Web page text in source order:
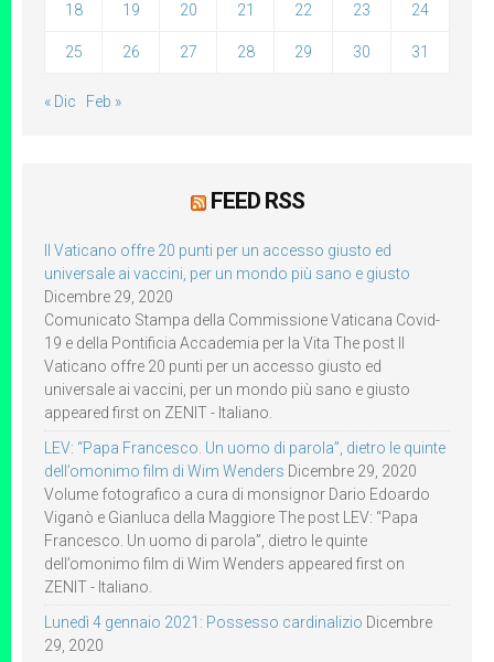
18 19 20 21 22 23 24
25 26 27 28 29 30 31
« Dic Feb »
FEED RSS
Il Vaticano offre 20 punti per un accesso giusto ed
universale ai vaccini, per un mondo più sano e giusto
Dicembre 29, 2020
Comunicato Stampa della Commissione Vaticana Covid-
19 e della Pontificia Accademia per la Vita The post Il
Vaticano offre 20 punti per un accesso giusto ed
universale ai vaccini, per un mondo più sano e giusto
appeared first on ZENIT - Italiano.
LEV: “Papa Francesco. Un uomo di parola”, dietro le quinte
dell’omonimo film di Wim Wenders Dicembre 29, 2020
Volume fotografico a cura di monsignor Dario Edoardo
Viganò e Gianluca della Maggiore The post LEV: “Papa
Francesco. Un uomo di parola”, dietro le quinte
dell’omonimo film di Wim Wenders appeared first on
ZENIT - Italiano.
Lunedì 4 gennaio 2021: Possesso cardinalizio Dicembre
29, 2020